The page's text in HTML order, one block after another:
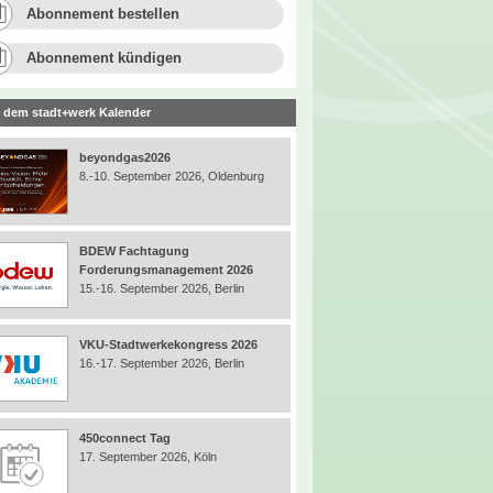
Abonnement bestellen
Abonnement kündigen
dem stadt+werk Kalender
beyondgas2026
8.-10. September 2026, Oldenburg
BDEW Fachtagung
Forderungsmanagement 2026
15.-16. September 2026, Berlin
VKU-Stadtwerkekongress 2026
16.-17. September 2026, Berlin
450connect Tag
17. September 2026, Köln